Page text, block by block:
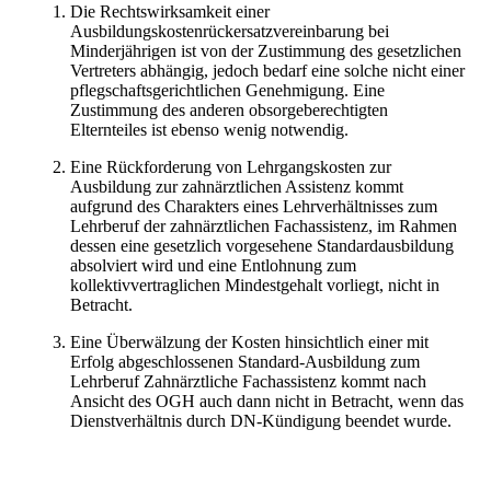
Die Rechtswirksamkeit einer
Ausbildungskostenrückersatzvereinbarung bei
Minderjährigen ist von der Zustimmung des gesetzlichen
Vertreters abhängig, jedoch bedarf eine solche nicht einer
pflegschaftsgerichtlichen Genehmigung. Eine
Zustimmung des anderen obsorgeberechtigten
Elternteiles ist ebenso wenig notwendig.
Eine Rückforderung von Lehrgangskosten zur
Ausbildung zur zahnärztlichen Assistenz kommt
aufgrund des Charakters eines Lehrverhältnisses zum
Lehrberuf der zahnärztlichen Fachassistenz, im Rahmen
dessen eine gesetzlich vorgesehene Standardausbildung
absolviert wird und eine Entlohnung zum
kollektivvertraglichen Mindestgehalt vorliegt, nicht in
Betracht.
Eine Überwälzung der Kosten hinsichtlich einer mit
Erfolg abgeschlossenen Standard-Ausbildung zum
Lehrberuf Zahnärztliche Fachassistenz kommt nach
Ansicht des OGH auch dann nicht in Betracht, wenn das
Dienstverhältnis durch DN-Kündigung beendet wurde.